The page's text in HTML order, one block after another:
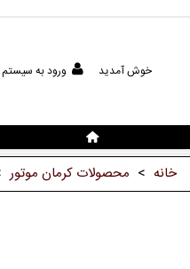
خوش آمدید ورود به سیستم
خانه > محصولات کرمان موتور